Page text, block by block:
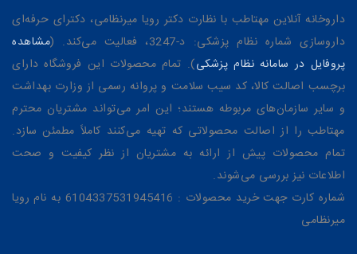
داروخانه آنلاین مهتاطب با نظارت دکتر رویا میرنظامی، دکترای حرفه‌ای
داروسازی شماره نظام پزشکی: د-3247، فعالیت می‌کند. (
مشاهده
پروفایل در سامانه نظام پزشکی). تمام محصولات این فروشگاه دارای
برچسب اصالت کالا، کد سیب سلامت و پروانه رسمی از وزارت بهداشت
و سایر سازمان‌های مربوطه هستند؛ این امر می‌تواند مشتریان محترم
مهتاطب را از اصالت محصولاتی که تهیه می‌کنند کاملاً مطمئن سازد.
تمام محصولات پیش از ارائه به مشتریان از نظر کیفیت و صحت
اطلاعات نیز بررسی می‌شوند.
شماره کارت جهت خرید محصولات : 6104337531945416 به نام رویا
میرنظامی